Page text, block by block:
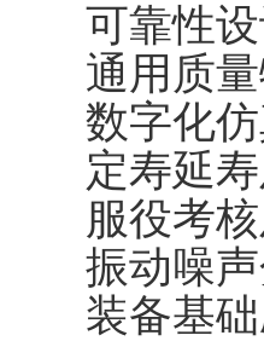
可靠性
通用质
数字化
定寿延
服役考
振动噪
装备基